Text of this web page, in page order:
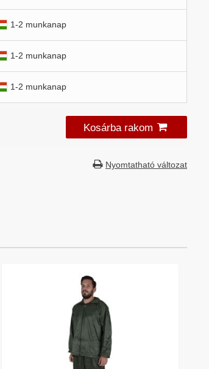
1-2 munkanap
1-2 munkanap
1-2 munkanap
Kosárba rakom
Nyomtatható változat